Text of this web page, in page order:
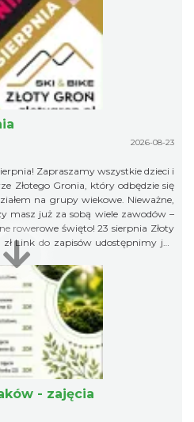
2026-08-23
dzieci i
Złotego Gronia, który odbędzie się
na grupy wiekowe. Nieważne,
masz już za sobą wiele zawodów –
święto! 23 sierpnia Złoty
organizatora, żeby niczego nie
- zajęcia